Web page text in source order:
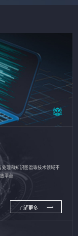
理和知识图谱等技术领域不
平台
了解更多